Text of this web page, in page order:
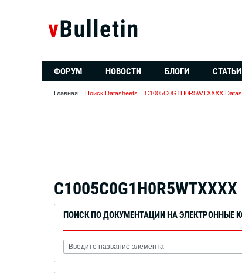
ФОРУМ НОВОСТИ БЛОГИ СТАТЬИ
Главная Поиск Datasheets C1005C0G1H0R5WTXXXX
ПОИСК ПО ДОКУМЕНТАЦИИ НА ЭЛЕКТРОННЫЕ